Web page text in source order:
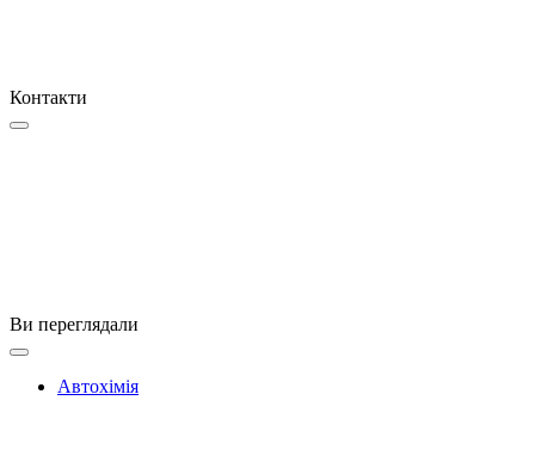
Контакти
Ви переглядали
Автохімія